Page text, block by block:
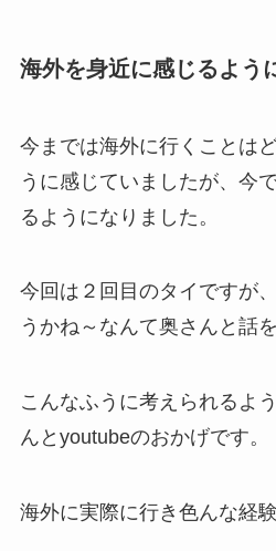
海外を身近に感じるよう
今までは海外に行くことは
うに感じていましたが、今
るようになりました。
今回は２回目のタイですが
うかね～なんて奥さんと話
こんなふうに考えられるよ
んとyoutubeのおかげです。
海外に実際に行き色んな経